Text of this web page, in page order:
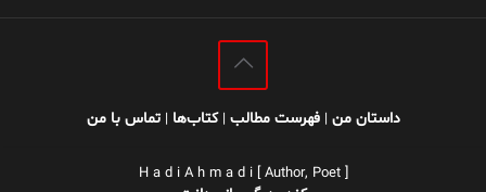
داستان من |فهرست مطالب |کتاب‌ها |تماس با من
H a d i A h m a d i [ Author, Poet ]